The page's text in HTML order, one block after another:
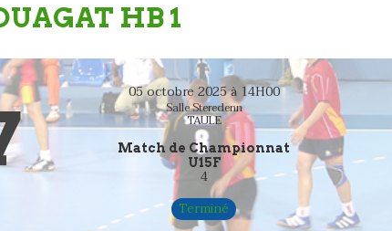
HB 1
05 octobre 2025 à 14H00
Salle Steredenn
TAULE
Match de Championnat
U15F
4
Terminé